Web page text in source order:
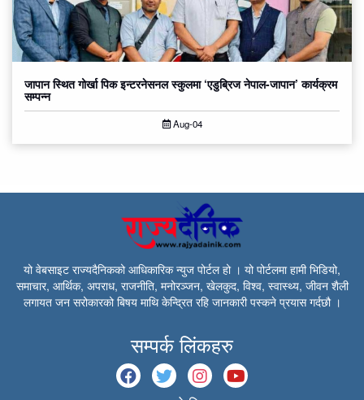
जापान स्थित गोर्खा पिक इन्टरनेसनल स्कुलमा ‘एडुब्रिज नेपाल-जापान’ कार्यक्रम
सम्पन्न
Aug-04
यो वेबसाइट राज्यदैनिकको आधिकारिक न्युज पोर्टल हो । यो पोर्टलमा हामी भिडियो,
समाचार, आर्थिक, अपराध, राजनीति, मनोरञ्जन, खेलकुद, विश्व, स्वास्थ्य, जीवन शैली
लगायत जन सरोकारको बिषय माथि केन्द्रित रहि जानकारी पस्कने प्रयास गर्दछौ ।
सम्पर्क लिंकहरु